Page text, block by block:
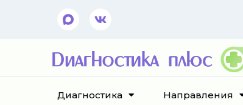
Диагностика Направления